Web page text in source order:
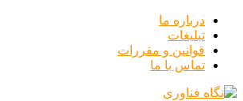
درباره ما
تبلیغات
قوانین و مقررات
تماس با ما